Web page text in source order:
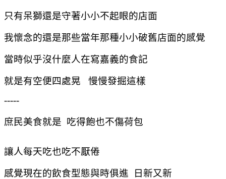
只有呆獅還是守著小小不起眼的店面
我懷念的還是那些當年那種小小破舊店面的感覺
當時似乎沒什麼人在寫嘉義的食記
就是有空便四處晃 慢慢發掘這樣
-----
庶民美食就是 吃得飽也不傷荷包
讓人每天吃也吃不厭倦
感覺現在的飲食型態與時俱進 日新又新